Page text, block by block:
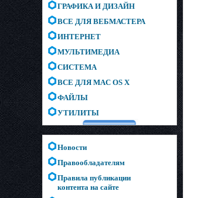
ГРАФИКА И ДИЗАЙН
ВСЕ ДЛЯ ВЕБМАСТЕРА
ИНТЕРНЕТ
МУЛЬТИМЕДИА
СИСТЕМА
ВСЕ ДЛЯ MAC OS X
ФАЙЛЫ
УТИЛИТЫ
Новости
Правообладателям
Правила публикации
контента на сайте